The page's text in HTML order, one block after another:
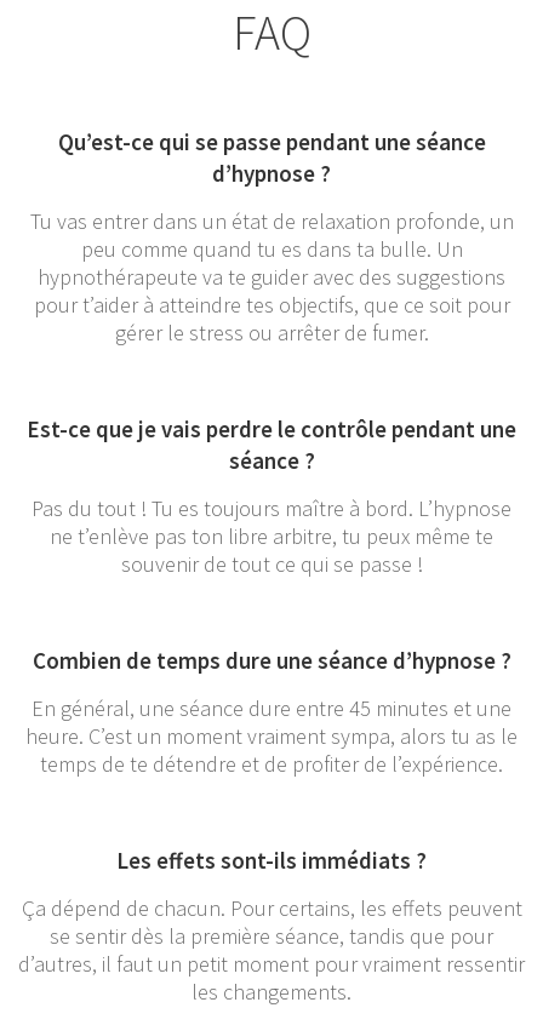
FAQ
Qu’est-ce qui se passe pendant une séance
d’hypnose ?
Tu vas entrer dans un état de relaxation profonde, un
peu comme quand tu es dans ta bulle. Un
hypnothérapeute va te guider avec des suggestions
pour t’aider à atteindre tes objectifs, que ce soit pour
gérer le stress ou arrêter de fumer.
Est-ce que je vais perdre le contrôle pendant une
séance ?
Pas du tout ! Tu es toujours maître à bord. L’hypnose
ne t’enlève pas ton libre arbitre, tu peux même te
souvenir de tout ce qui se passe !
Combien de temps dure une séance d’hypnose ?
En général, une séance dure entre 45 minutes et une
heure. C’est un moment vraiment sympa, alors tu as le
temps de te détendre et de profiter de l’expérience.
Les effets sont-ils immédiats ?
Ça dépend de chacun. Pour certains, les effets peuvent
se sentir dès la première séance, tandis que pour
d’autres, il faut un petit moment pour vraiment ressentir
les changements.